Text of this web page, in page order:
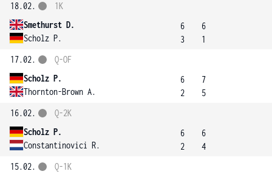
18.02.
Smethurst D.
Scholz P.
1K
6
3
6
1
17.02.
Scholz P.
Thornton-Brown A.
Q-OF
6
2
7
5
16.02.
Scholz P.
Constantinovici R.
Q-2K
6
2
6
4
15.02.
Q-1K